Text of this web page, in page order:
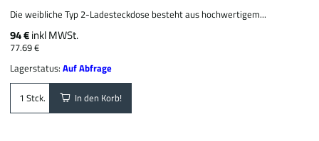
Die weibliche Typ 2-Ladesteckdose besteht aus hochwertigem...
94 €inkl MWSt.
77.69 €
Lagerstatus:Auf Abfrage
Stck. In den Korb!